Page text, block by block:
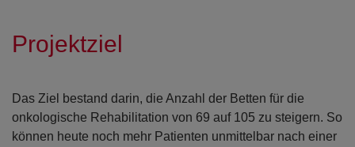
Projektziel
Das Ziel bestand darin, die Anzahl der Betten für die
onkologische Rehabilitation von 69 auf 105 zu steigern. So
können heute noch mehr Patienten unmittelbar nach einer